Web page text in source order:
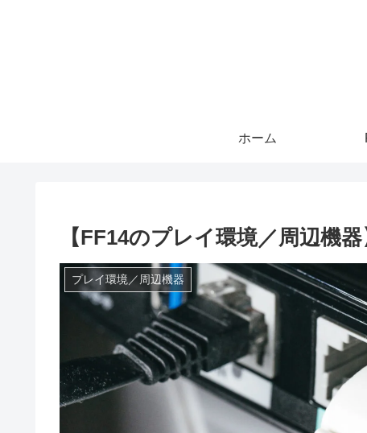
ホーム
【FF14のプレイ環境／周辺機
プレイ環境／周辺機器